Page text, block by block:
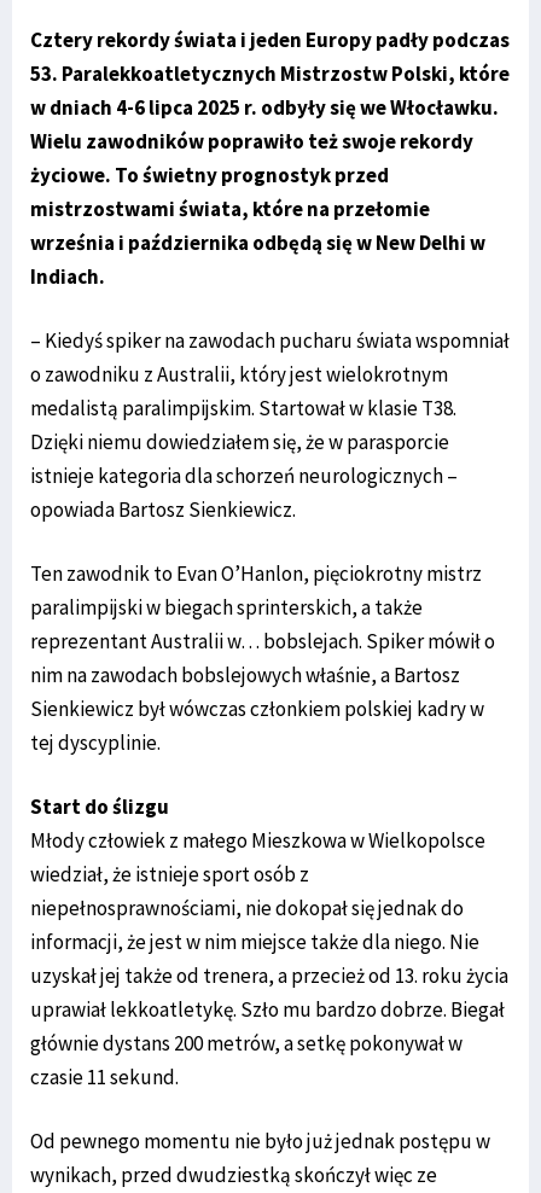
Cztery rekordy świata i jeden Europy padły podczas
53. Paralekkoatletycznych Mistrzostw Polski, które
w dniach 4-6 lipca 2025 r. odbyły się we Włocławku.
Wielu zawodników poprawiło też swoje rekordy
życiowe. To świetny prognostyk przed
mistrzostwami świata, które na przełomie
września i października odbędą się w New Delhi w
Indiach.
– Kiedyś spiker na zawodach pucharu świata wspomniał
o zawodniku z Australii, który jest wielokrotnym
medalistą paralimpijskim. Startował w klasie T38.
Dzięki niemu dowiedziałem się, że w parasporcie
istnieje kategoria dla schorzeń neurologicznych –
opowiada Bartosz Sienkiewicz.
Ten zawodnik to Evan O’Hanlon, pięciokrotny mistrz
paralimpijski w biegach sprinterskich, a także
reprezentant Australii w… bobslejach. Spiker mówił o
nim na zawodach bobslejowych właśnie, a Bartosz
Sienkiewicz był wówczas członkiem polskiej kadry w
tej dyscyplinie.
Start do ślizgu
Młody człowiek z małego Mieszkowa w Wielkopolsce
wiedział, że istnieje sport osób z
niepełnosprawnościami, nie dokopał się jednak do
informacji, że jest w nim miejsce także dla niego. Nie
uzyskał jej także od trenera, a przecież od 13. roku życia
uprawiał lekkoatletykę. Szło mu bardzo dobrze. Biegał
głównie dystans 200 metrów, a setkę pokonywał w
czasie 11 sekund.
Od pewnego momentu nie było już jednak postępu w
wynikach, przed dwudziestką skończył więc ze